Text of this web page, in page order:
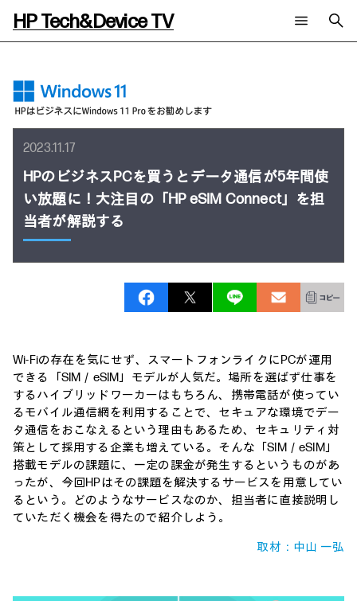
HP Tech&Device TV
全てのコンテンツ
チャンネル
AIの進化と活用事例
サイバーセキュリティ
教育とテクノロジー
自治体・公共
ハイブリッドワーク
タグ
AI PC
AIワークステーション
イベント・セミナー情報
ご相談
メールニュース会員登録
日本HP 公式Webサイト
2023.11.17
HPのビジネスPCを買うとデータ通信が5年間使
い放題に！大注目の「HP eSIM Connect」を担
当者が解説する
Wi-Fiの存在を気にせず、スマートフォンライクにPCが運用
できる「SIM／eSIM」モデルが人気だ。場所を選ばず仕事を
するハイブリッドワーカーはもちろん、携帯電話が使ってい
るモバイル通信網を利用することで、セキュアな環境でデー
タ通信をおこなえるという理由もあるため、セキュリティ対
策として採用する企業も増えている。そんな「SIM／eSIM」
搭載モデルの課題に、一定の課金が発生するというものがあ
ったが、今回HPはその課題を解決するサービスを用意してい
るという。どのようなサービスなのか、担当者に直接説明し
ていただく機会を得たので紹介しよう。
取材：中山 一弘